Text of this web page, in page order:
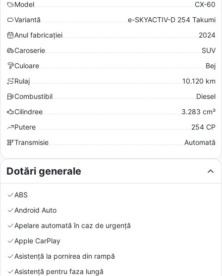
Model
CX-60
Variantă
e-SKYACTIV-D 254 Takumi
Anul fabricației
2024
Caroserie
SUV
Culoare
Bej
Rulaj
10.120 km
Combustibil
Diesel
Cilindree
3.283 cm³
Putere
254 CP
Transmisie
Automată
Dotări generale
ABS
Android Auto
Apelare automată în caz de urgență
Apple CarPlay
Asistență la pornirea din rampă
Asistență pentru faza lungă